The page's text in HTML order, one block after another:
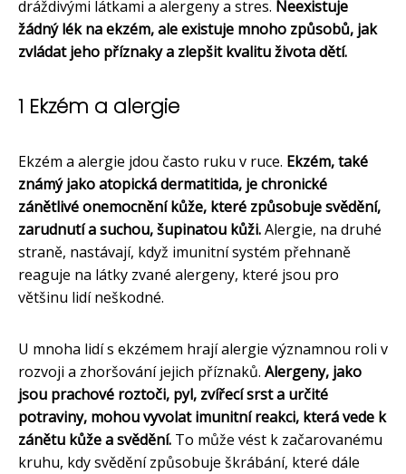
dráždivými látkami a alergeny a stres. Neexistuje
žádný lék na ekzém, ale existuje mnoho způsobů, jak
zvládat jeho příznaky a zlepšit kvalitu života dětí.
1 Ekzém a alergie
Ekzém a alergie jdou často ruku v ruce. Ekzém, také
známý jako atopická dermatitida, je chronické
zánětlivé onemocnění kůže, které způsobuje svědění,
zarudnutí a suchou, šupinatou kůži.Alergie, na druhé
straně, nastávají, když imunitní systém přehnaně
reaguje na látky zvané alergeny, které jsou pro
většinu lidí neškodné.
U mnoha lidí s ekzémem hrají alergie významnou roli v
rozvoji a zhoršování jejich příznaků. Alergeny, jako
jsou prachové roztoči, pyl, zvířecí srst a určité
potraviny, mohou vyvolat imunitní reakci, která vede k
zánětu kůže a svědění. To může vést k začarovanému
kruhu, kdy svědění způsobuje škrábání, které dále